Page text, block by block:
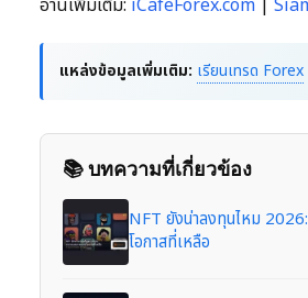
อ่านเพิ่มเติม: iCafeForex.com |
แหล่งข้อมูลเพิ่มเติม: เรียนเทรด Forex
📚 บทความที่เกี่ยวข้อง
NFT ยังน่าลงทุนไหม
โอกาสที่เหลือ